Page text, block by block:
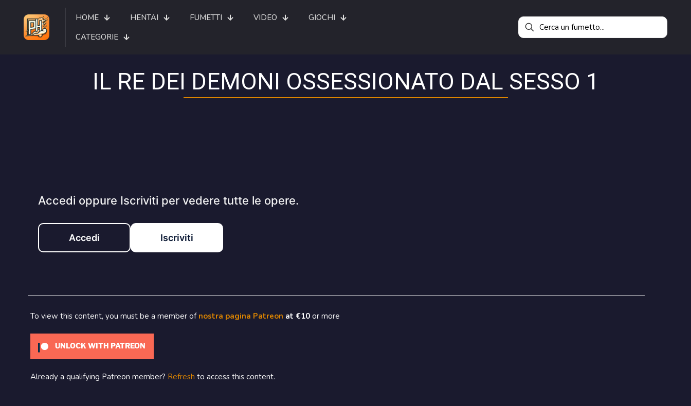
HOME HENTAI FUMETTI VIDEO
GIOCHI
CATEGORIE
IL RE DEI DEMONI OSSESSIONATO DAL SESSO 1
Accedi oppure Iscriviti per vedere tutte le opere.
Accedi Iscriviti
To view this content, you must be a member of nostra pagina Patreon at €10 or more
UNLOCK WITH PATREON
Already a qualifying Patreon member? Refresh to access this content.